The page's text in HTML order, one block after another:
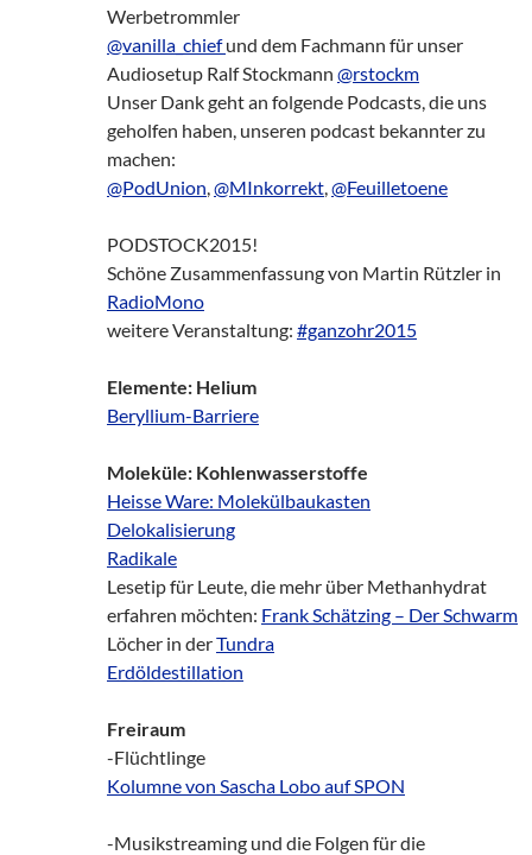
Werbetrommler
@vanilla_chiefund dem Fachmann für unser
Audiosetup Ralf Stockmann @rstockm
Unser Dank geht an folgende Podcasts, die uns
geholfen haben, unseren podcast bekannter zu
machen:
@PodUnion,@MInkorrekt,@Feuilletoene
PODSTOCK2015!
Schöne Zusammenfassung von Martin Rützler in
RadioMono
weitere Veranstaltung: #ganzohr2015
Elemente: Helium
Beryllium-Barriere
Moleküle: Kohlenwasserstoffe
Heisse Ware: Molekülbaukasten
Delokalisierung
Radikale
Lesetip für Leute, die mehr über Methanhydrat
erfahren möchten: Frank Schätzing – Der Schwarm
Löcher in derTundra
Erdöldestillation
Freiraum
-Flüchtlinge
Kolumne von Sascha Lobo auf SPON
-Musikstreaming und die Folgen für die